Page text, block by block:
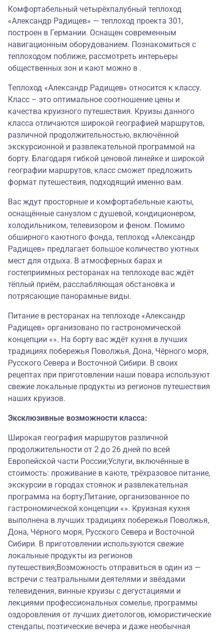
Комфортабельный четырёхпалубный теплоход
«Александр Радищев» — теплоход проекта 301,
построен в Германии. Оснащен современным
навигационным оборудованием. Познакомиться с
теплоходом поближе, рассмотреть интерьеры
общественных зон и кают можно в .
Теплоход «Александр Радищев» относится к классу.
Класс – это оптимальное соотношение цены и
качества круизного путешествия. Круизы данного
класса отличаются широкой географией маршрутов,
различной продолжительностью, включённой
экскурсионной и развлекательной программой на
борту. Благодаря гибкой ценовой линейке и широкой
географии маршрутов, класс сможет предложить
формат путешествия, подходящий именно вам.
Вас ждут просторные и комфортабельные каюты,
оснащённые санузлом с душевой, кондиционером,
холодильником, телевизором и феном. Помимо
обширного каютного фонда, теплоход «Александр
Радищев» предлагает большое количество уютных
мест для отдыха. В атмосферных барах и
гостеприимных ресторанах на теплоходе вас ждёт
тёплый приём, расслабляющая обстановка и
потрясающие панорамные виды.
Питание в ресторанах на теплоходе «Александр
Радищев» организовано по гастрономической
концепции «». На борту вас ждёт кухня в лучших
традициях побережья Поволжья, Дона, Чёрного моря,
Русского Севера и Восточной Сибири. В своих
рецептах при приготовлении наши повара используют
свежие локальные продукты из регионов путешествия
наших круизов.
Эксклюзивные возможности класса:
Широкая география маршрутов различной
продолжительности от 2 до 26 дней по всей
Европейской части России;Услуги, включённые в
стоимость: проживание в каюте, трёхразовое питание,
экскурсии в городах стоянок и развлекательная
программа на борту;Питание, организованное по
гастрономической концепции «». Круизная кухня
выполнена в лучших традициях побережья Поволжья,
Дона, Чёрного моря, Русского Севера и Восточной
Сибири. В приготовлении используются свежие
локальные продукты из регионов
путешествия;Возможность отправиться в один из —
встречи с театральными деятелями и звёздами
телевидения, винные круизы с дегустациями и
лекциями профессиональных сомелье, программы
оздоровления от лучших диетологов, юмористические
стендапы, поэтические вечера и даже необычная